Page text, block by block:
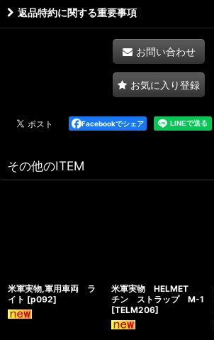
返品特約に関する重要事項
お問い合わせ
お気に入り登録
Facebookでシェア
その他のITEM
米軍実物,軍用車両 ラ
イト [p092]
米軍実物 HELMET
チン ストラップ M-1
[TELM206]